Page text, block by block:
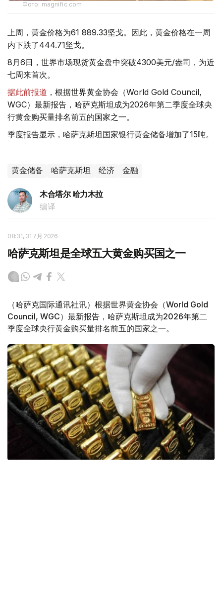
Фото: magnific.com
上周，黄金价格为61 889.33坚戈。因此，黄金价格在一周
内下跌了444.71坚戈。
8月6日，世界市场现货黄金盘中突破4300美元/盎司，为近
七周来首次。
据此前报道 ，根据世界黄金协会（World Gold Council,
WGC）最新报告，哈萨克斯坦成为2026年第二季度全球央
行黄金购买量排名前五的国家之一。
季度报告显示，哈萨克斯坦国家银行黄金储备增加了15吨。
黄金储备 哈萨克斯坦 经济 金融
木合塔尔 哈力木拉
编译
08:31, 31 7月 2026
哈萨克斯坦是全球五大黄金购买国之一
（哈萨克国际通讯社讯）根据世界黄金协会（World Gold
Council, WGC）最新报告，哈萨克斯坦成为2026年第二
季度全球央行黄金购买量排名前五的国家之一。